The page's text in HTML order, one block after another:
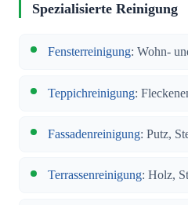
Spezialisierte Reinigung
Fensterreinigung: Wohn-
Teppichreinigung:
Fassadenreinigung: Putz,
Terrassenreinigung: Holz,